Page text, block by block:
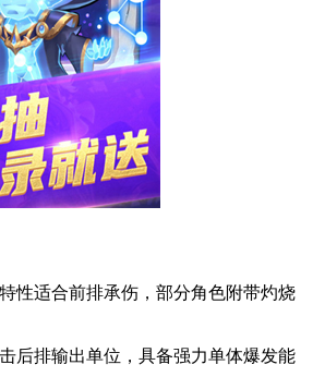
性适合前排承伤，部分角色附带灼烧
后排输出单位，具备强力单体爆发能